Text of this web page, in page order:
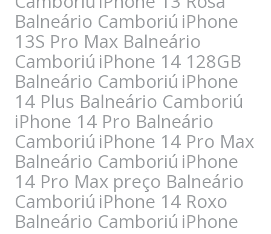
Balneário Camboriú iPhone
13S Pro Max Balneário
Camboriú iPhone 14 128GB
Balneário Camboriú iPhone
14 Plus Balneário Camboriú
iPhone 14 Pro Balneário
Camboriú iPhone 14 Pro Max
Balneário Camboriú iPhone
14 Pro Max preço Balneário
Camboriú iPhone 14 Roxo
Balneário Camboriú iPhone